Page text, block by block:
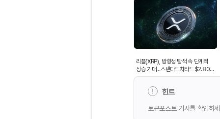
리플(XRP), 방향성 탐색 속 단계적
상승 기대…스탠다드차타드 $2.80
목표
힌트
토큰포스트 기사를 확인하